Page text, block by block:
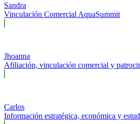
Sandra
Vinculación Comercial AquaSummit
Jhoanna
Afiliación, vinculación comercial y
Carlos
Información estratégica, económica y